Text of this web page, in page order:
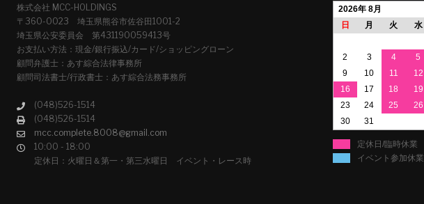
株式会社 MCC-HOLDINGS
〒360-0023 埼玉県熊谷市佐谷田1001-2
埼玉県公安委員会 第431190059413号
お支払い方法：現金/銀行振込/カード/ショッピングローン
顧問弁護士：あす綜合法律事務所
顧問司法書士/行政書士：あす綜合法務事務所
(048)526-1514
(048)526-1514
mcc.complete.8008@gmail.com
10:00 - 18:00
定休日：火曜日＆第一・第三水曜日 イベント・レース時
2026年 8月
日
月 火 水
2
3 4 5
9
10 11 12
16
17 18 19
23
24 25 26
30
31
定休日/臨時休業
イベント参加休業